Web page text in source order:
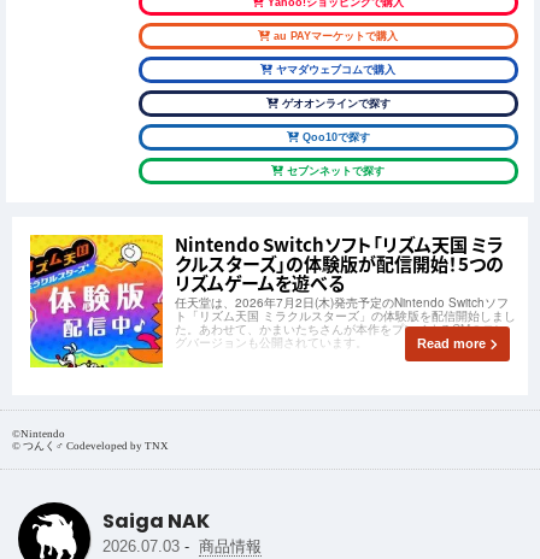
Yahoo!ショッピングで購入
au PAYマーケットで購入
ヤマダウェブコムで購入
ゲオオンラインで探す
Qoo10で探す
セブンネットで探す
Nintendo Switchソフト「リズム天国 ミラ
クルスターズ」の体験版が配信開始！5つの
リズムゲームを遊べる
任天堂は、2026年7月2日(木)発売予定のNintendo Switchソフ
ト「リズム天国 ミラクルスターズ」の体験版を配信開始しまし
た。あわせて、かまいたちさんが本作をプレイするCMのロン
グバージョンも公開されています。 Read more
©Nintendo
© つんく♂ Codeveloped by TNX
Saiga NAK
2026.07.03 - 商品情報